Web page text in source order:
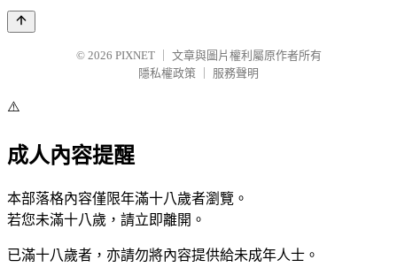
© 2026 PIXNET
文章與圖片權利屬原作者所有
隱私權政策
服務聲明
⚠️
成人內容提醒
本部落格內容僅限年滿十八歲者瀏覽。
若您未滿十八歲，請立即離開。
已滿十八歲者，亦請勿將內容提供給未成年人士。